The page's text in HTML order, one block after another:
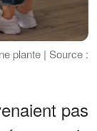
plante | Source :
pas